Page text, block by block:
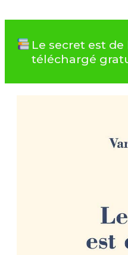
Le secret est
téléchargé